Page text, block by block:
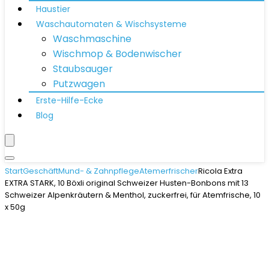
Haustier
Waschautomaten & Wischsysteme
Waschmaschine
Wischmop & Bodenwischer
Staubsauger
Putzwagen
Erste-Hilfe-Ecke
Blog
StartGeschäftMund- & ZahnpflegeAtemerfrischerRicola Extra
EXTRA STARK, 10 Böxli original Schweizer Husten-Bonbons mit 13
Schweizer Alpenkräutern & Menthol, zuckerfrei, für Atemfrische, 10
x 50g